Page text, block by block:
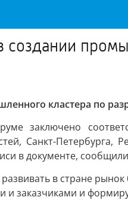
создании
кластера по
заключено
Санкт-
в документе,
в стране
заказчиками и